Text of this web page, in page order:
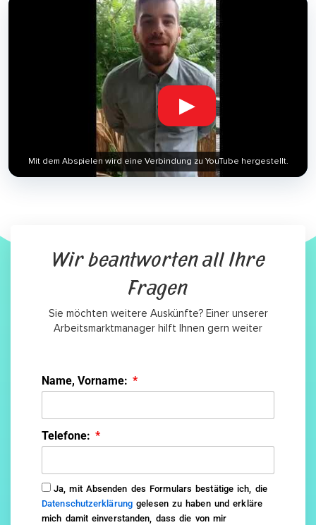
▶
Mit dem Abspielen wird eine Verbindung zu YouTube hergestellt.
Wir beantworten all Ihre
Fragen
Sie möchten weitere Auskünfte? Einer unserer
Arbeitsmarktmanager hilft Ihnen gern weiter
Name, Vorname:
Telefone:
Ja, mit Absenden des Formulars bestätige ich, die
Datenschutzerklärung gelesen zu haben und erkläre
mich damit einverstanden, dass die von mir